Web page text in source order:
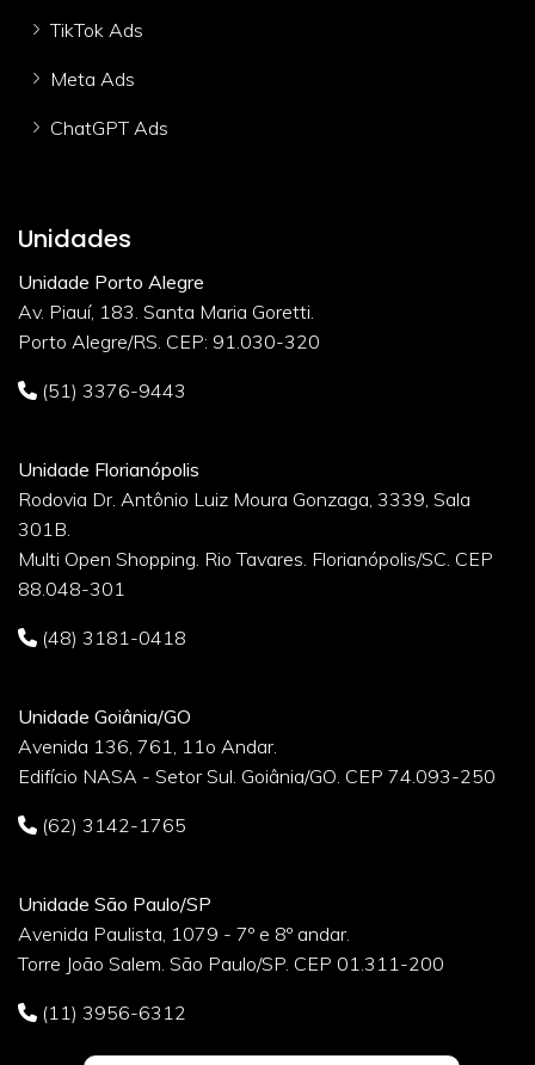
TikTok Ads
Meta Ads
ChatGPT Ads
Unidades
Unidade Porto Alegre
Av. Piauí, 183. Santa Maria Goretti.
Porto Alegre/RS. CEP: 91.030-320
(51) 3376-9443
Unidade Florianópolis
Rodovia Dr. Antônio Luiz Moura Gonzaga, 3339, Sala
301B.
Multi Open Shopping. Rio Tavares. Florianópolis/SC. CEP
88.048-301
(48) 3181-0418
Unidade Goiânia/GO
Avenida 136, 761, 11o Andar.
Edifício NASA - Setor Sul. Goiânia/GO. CEP 74.093-250
(62) 3142-1765
Unidade São Paulo/SP
Avenida Paulista, 1079 - 7º e 8º andar.
Torre João Salem. São Paulo/SP. CEP 01.311-200
(11) 3956-6312